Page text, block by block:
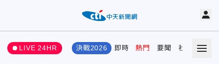
LIVE 24HR 決戰2026 即時 熱門 要聞 社會 娛樂